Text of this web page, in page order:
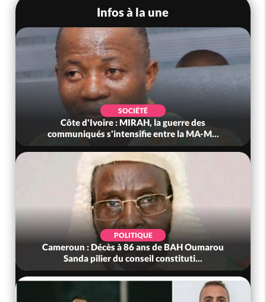
Infos à la une
SOCIÉTÉ
Côte d'Ivoire : MIRAH, la guerre des
communiqués s'intensifie entre la MA-M...
POLITIQUE
Cameroun : Décès à 86 ans de BAH Oumarou
Sanda pilier du conseil constituti...